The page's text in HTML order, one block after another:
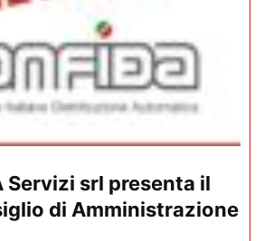
Servizi srl presenta il
di Amministrazione